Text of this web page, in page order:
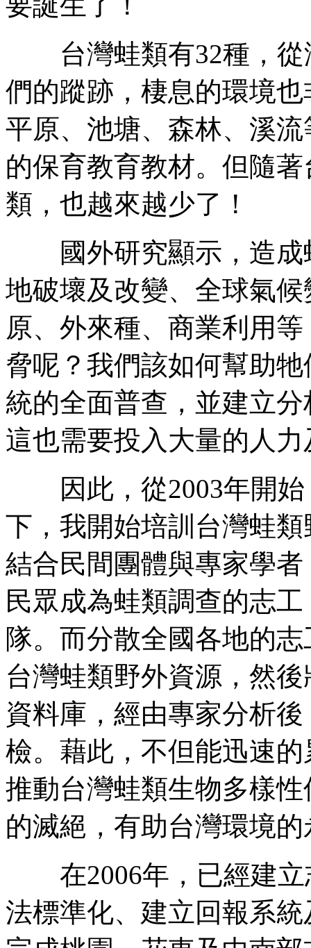
台灣蛙類有32種，從
們的蹤跡，棲息的環境
平原、池塘、森林、溪
的保育教育教材。但隨
類，也越來越少了！
國外研究顯示，造成
地破壞及改變、全球氣
原、外來種、商業利用
脅呢？我們該如何幫助
統的全面普查，並建立
這也需要投入大量的人
因此，從2003年開始
下，我開始培訓台灣蛙
結合民間團體與專家學
民眾成為蛙類調查的志
隊。而分散全國各地的
台灣蛙類野外資源，然
資料庫，經由專家分析
檢。藉此，不但能迅速
推動台灣蛙類生物多樣
的滅絕，有助台灣環境的
在2006年，已經建立
法標準化、建立回報系